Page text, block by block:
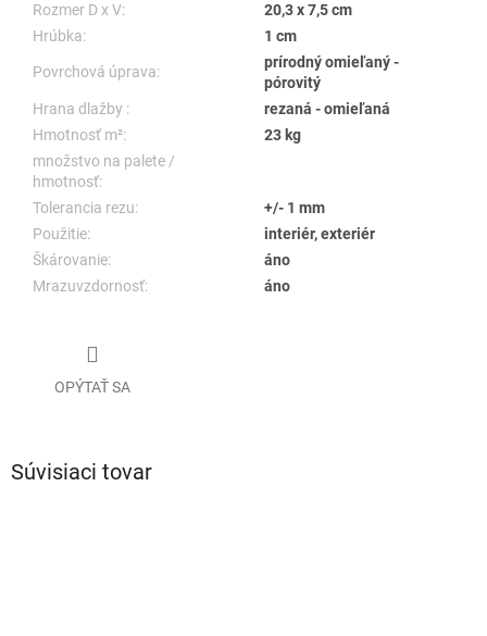
Rozmer D x V:
20,3 x 7,5 cm
Hrúbka:
1 cm
Povrchová úprava:
prírodný omieľaný -
pórovitý
Hrana dlažby :
rezaná - omieľaná
Hmotnosť m²:
23 kg
množstvo na palete /
hmotnosť:
Tolerancia rezu:
+/- 1 mm
Použitie:
interiér, exteriér
Škárovanie:
áno
Mrazuvzdornosť:
áno
OPÝTAŤ SA
Súvisiaci tovar